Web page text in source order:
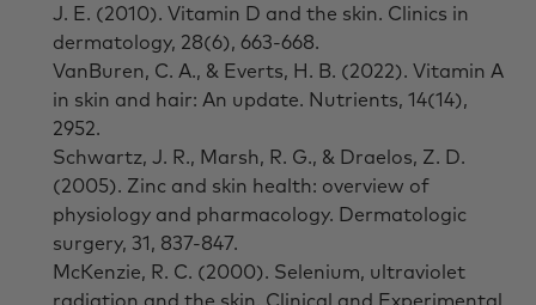
J. E. (2010). Vitamin D and the skin. Clinics in
dermatology, 28(6), 663-668.
VanBuren, C. A., & Everts, H. B. (2022). Vitamin A
in skin and hair: An update. Nutrients, 14(14),
2952.
Schwartz, J. R., Marsh, R. G., & Draelos, Z. D.
(2005). Zinc and skin health: overview of
physiology and pharmacology. Dermatologic
surgery, 31, 837-847.
McKenzie, R. C. (2000). Selenium, ultraviolet
radiation and the skin. Clinical and Experimental